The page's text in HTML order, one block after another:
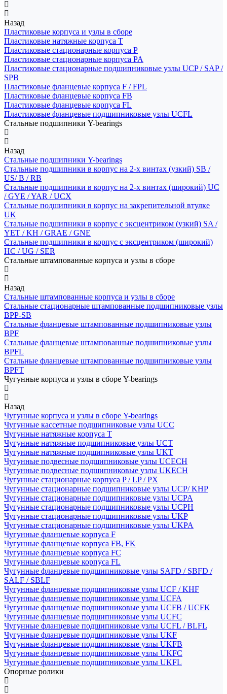
Назад
Пластиковые корпуса и узлы в сборе
Пластиковые натяжные корпуса T
Пластиковые стационарные корпуса P
Пластиковые стационарные корпуса PA
Пластиковые стационарные подшипниковые узлы UCP / SAP /
SPB
Пластиковые фланцевые корпуса F / FPL
Пластиковые фланцевые корпуса FB
Пластиковые фланцевые корпуса FL
Пластиковые фланцевые подшипниковые узлы UCFL
Стальные подшипники Y-bearings
Назад
Стальные подшипники Y-bearings
Стальные подшипники в корпус на 2-х винтах (узкий) SB /
US/ B / RB
Стальные подшипники в корпус на 2-х винтах (широкий) UC
/ GYE / YAR / UCX
Стальные подшипники в корпус на закрепительной втулке
UK
Стальные подшипники в корпус с эксцентриком (узкий) SA /
YET / KH / GRAE / GNE
Стальные подшипники в корпус с эксцентриком (широкий)
HC / UG / SER
Стальные штампованные корпуса и узлы в сборе
Назад
Стальные штампованные корпуса и узлы в сборе
Стальные стационарные штампованные подшипниковые узлы
BPP-SB
Стальные фланцевые штампованные подшипниковые узлы
BPF
Стальные фланцевые штампованные подшипниковые узлы
BPFL
Стальные фланцевые штампованные подшипниковые узлы
BPFT
Чугунные корпуса и узлы в сборе Y-bearings
Назад
Чугунные корпуса и узлы в сборе Y-bearings
Чугунные кассетные подшипниковые узлы UCC
Чугунные натяжные корпуса T
Чугунные натяжные подшипниковые узлы UCT
Чугунные натяжные подшипниковые узлы UKT
Чугунные подвесные подшипниковые узлы UCECH
Чугунные подвесные подшипниковые узлы UKECH
Чугунные стационарные корпуса P / LP / PX
Чугунные стационарные подшипниковые узлы UCP/ KHP
Чугунные стационарные подшипниковые узлы UCPA
Чугунные стационарные подшипниковые узлы UCPH
Чугунные стационарные подшипниковые узлы UKP
Чугунные стационарные подшипниковые узлы UKPA
Чугунные фланцевые корпуса F
Чугунные фланцевые корпуса FB, FK
Чугунные фланцевые корпуса FC
Чугунные фланцевые корпуса FL
Чугунные фланцевые подшипниковые узлы SAFD / SBFD /
SALF / SBLF
Чугунные фланцевые подшипниковые узлы UCF / KHF
Чугунные фланцевые подшипниковые узлы UCFA
Чугунные фланцевые подшипниковые узлы UCFB / UCFK
Чугунные фланцевые подшипниковые узлы UCFC
Чугунные фланцевые подшипниковые узлы UCFL / BLFL
Чугунные фланцевые подшипниковые узлы UKF
Чугунные фланцевые подшипниковые узлы UKFB
Чугунные фланцевые подшипниковые узлы UKFC
Чугунные фланцевые подшипниковые узлы UKFL
Опорные ролики